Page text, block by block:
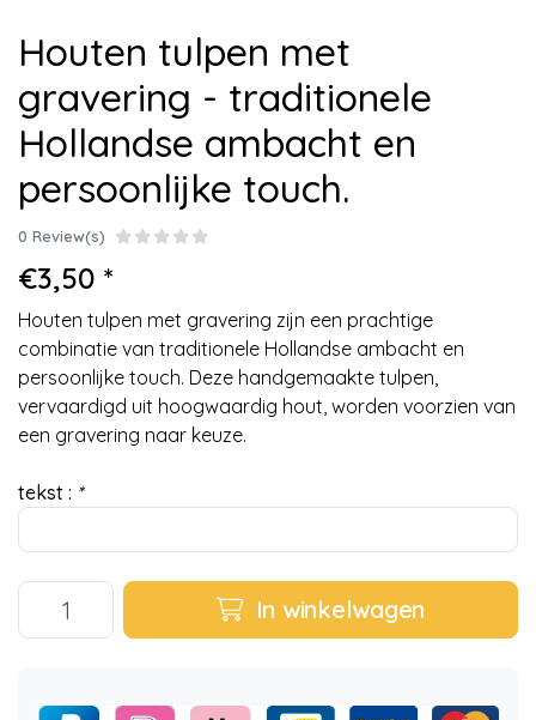
Houten tulpen met
gravering - traditionele
Hollandse ambacht en
persoonlijke touch.
0 Review(s)
€3,50 *
Houten tulpen met gravering zijn een prachtige
combinatie van traditionele Hollandse ambacht en
persoonlijke touch. Deze handgemaakte tulpen,
vervaardigd uit hoogwaardig hout, worden voorzien van
een gravering naar keuze.
tekst : *
In winkelwagen